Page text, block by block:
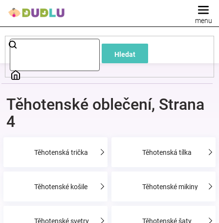
Hledat
Dětské
a
oblečení
Těhotenské oblečení, Strana
4
Těhotenská trička Těhotenská tílka
Těhotenské košile Těhotenské mikiny
Těhotenské svetry Těhotenské šaty